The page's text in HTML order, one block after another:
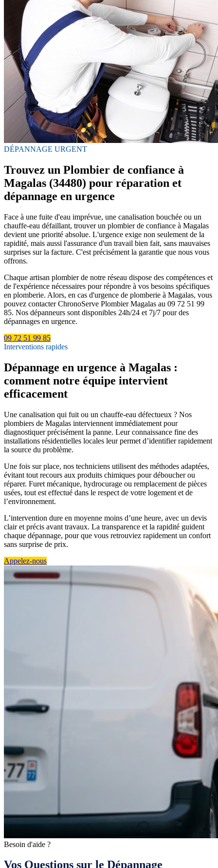
DÉPANNAGE URGENT
Trouvez un Plombier de confiance à
Magalas (34480) pour réparation et
dépannage en urgence
Face à une fuite d'eau imprévue, une canalisation bouchée ou un
chauffe-eau défaillant, trouver un plombier de confiance à Magalas
devient une priorité absolue. L'urgence exige non seulement de la
rapidité, mais aussi l'assurance d'un travail bien fait, sans mauvaises
surprises sur la facture. C'est précisément la garantie que nous vous
offrons.
Chaque artisan plombier de notre réseau dispose des compétences et
de l'expérience nécessaires pour répondre à vos besoins spécifiques
en plomberie. Alors, en cas d'urgence de plomberie à Magalas, vous
pouvez contacter ChronoServe Plombier Magalas au 09 72 51 99
85. Nos dépanneurs sont disponibles 24h/24 et 7j/7 pour des
dépannages en urgence.
09 72 51 99 85
Interventions rapides
Dépannage en urgence à Magalas :
comment notre équipe intervient
efficacement
Une canalisation qui fuit ou un chauffe-eau défectueux ? Nos
plombiers de Magalas interviennent immédiatement pour
diagnostiquer précisément la panne. Leur connaissance fine des
installations résidentielles locales leur permet d’identifier rapidement
la source du problème.
Une fois sur place, nos techniciens utilisent des méthodes adaptées,
évitant tout recours aux produits chimiques pour déboucher ou
réparer. Furet mécanique, hydrocurage ou remplacement de pièces
usées, tout est effectué dans le respect de votre logement et de
l’environnement.
L’intervention dure en moyenne moins d’une heure, avec un devis
clair et précis avant travaux. La transparence et la rapidité guident
chaque dépannage, pour que vous retrouviez rapidement un confort
sans surprise de prix.
Appelez-nous
Besoin d'aide ?
Vos Questions sur le Dépannage